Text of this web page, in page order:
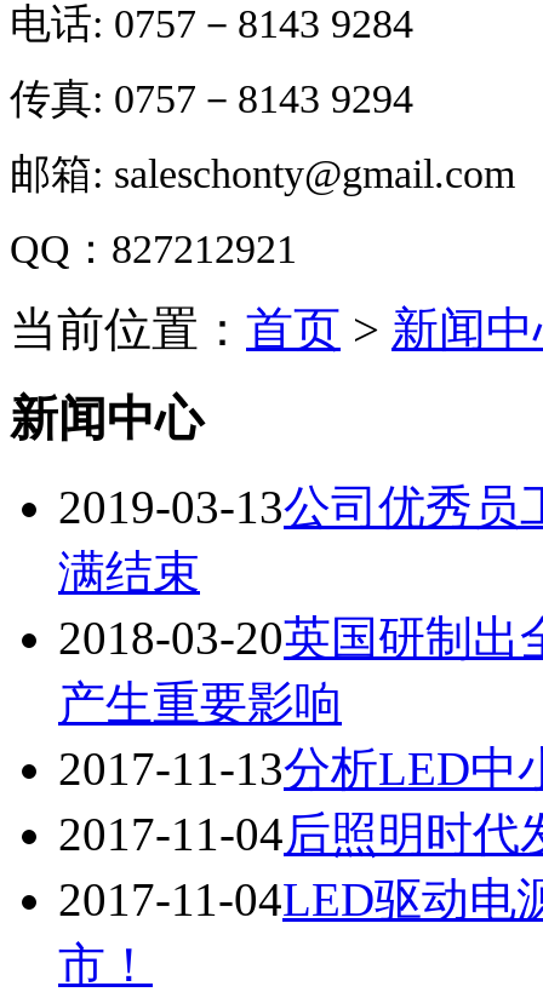
电话: 0757－8143 9284
传真: 0757－8143 9294
邮箱: saleschonty@gmail.com
QQ：827212921
当前位置： 首页 > 新闻
新闻中心
2019-03-13公司优秀员
满结束
2018-03-20英国研制出
产生重要影响
2017-11-13分析LED中
2017-11-04后照明时代
2017-11-04LED驱动电
市！